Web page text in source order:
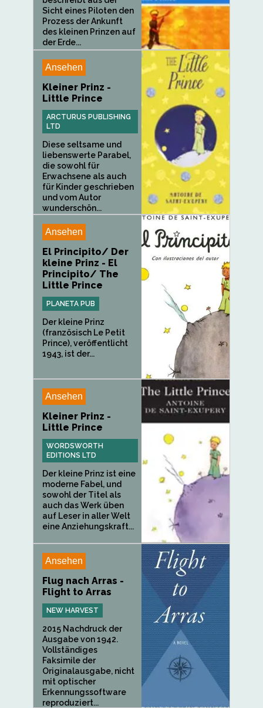
Sicht eines Piloten den
Prozess der Ankunft
des kleinen Prinzen auf
der Erde...
Ansehen
Kleiner Prinz -
Little Prince
ARCTURUS PUBLISHING
LTD
Diese seltsame und
liebenswerte Parabel,
die sowohl für
Erwachsene als auch
für Kinder geschrieben
und vom Autor
wunderschön...
Ansehen
El Principito/ Der
kleine Prinz - El
Principito/ The
Little Prince
PLANETA PUB
Der kleine Prinz
(französisch Le Petit
Prince), veröffentlicht
1943, ist der...
Ansehen
Kleiner Prinz -
Little Prince
WORDSWORTH
EDITIONS LTD
Der kleine Prinz ist eine
moderne Fabel, und
sowohl der Titel als
auch das Werk üben
auf Leser in aller Welt
eine Anziehungskraft...
Ansehen
Flug nach Arras -
Flight to Arras
NEW HARVEST
2015 Nachdruck der
Ausgabe von 1942.
Vollständiges
Faksimile der
Originalausgabe, nicht
mit optischer
Erkennungssoftware
reproduziert...